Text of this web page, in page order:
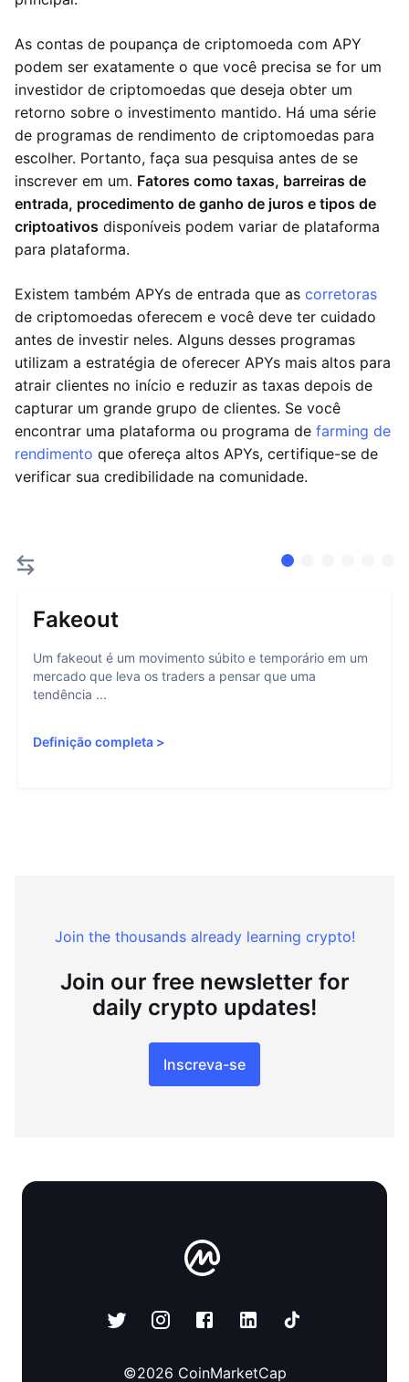
As contas de poupança de criptomoeda com APY
podem ser exatamente o que você precisa se for um
investidor de criptomoedas que deseja obter um
retorno sobre o investimento mantido. Há uma série
de programas de rendimento de criptomoedas para
escolher. Portanto, faça sua pesquisa antes de se
inscrever em um. Fatores como taxas, barreiras de
entrada, procedimento de ganho de juros e tipos de
criptoativos disponíveis podem variar de plataforma
para plataforma.
Existem também APYs de entrada que as corretoras
de criptomoedas oferecem e você deve ter cuidado
antes de investir neles. Alguns desses programas
utilizam a estratégia de oferecer APYs mais altos para
atrair clientes no início e reduzir as taxas depois de
capturar um grande grupo de clientes. Se você
encontrar uma plataforma ou programa de farming de
rendimento que ofereça altos APYs, certifique-se de
verificar sua credibilidade na comunidade.
Fakeout
Um fakeout é um movimento súbito e temporário em um
mercado que leva os traders a pensar que uma
tendência ...
Definição completa >
Join the thousands already learning crypto!
Join our free newsletter for
daily crypto updates!
Inscreva-se
©2026 CoinMarketCap